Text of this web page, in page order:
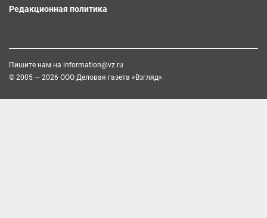
Редакционная политика
Пишите нам на information@vz.ru
© 2005 — 2026 ООО Деловая газета «Взгляд»